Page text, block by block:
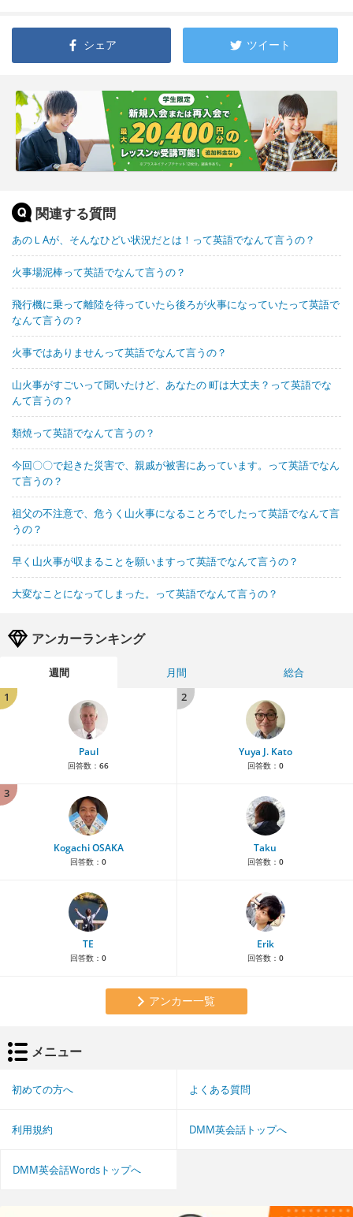
シェア ツイート
関連する質問
あのＬAが、そんなひどい状況だとは！って英語でなんて言うの？
火事場泥棒って英語でなんて言うの？
飛行機に乗って離陸を待っていたら後ろが火事になっていたって英語で
なんて言うの？
火事ではありませんって英語でなんて言うの？
山火事がすごいって聞いたけど、あなたの 町は大丈夫？って英語でな
んて言うの？
類焼って英語でなんて言うの？
今回〇〇で起きた災害で、親戚が被害にあっています。って英語でなん
て言うの？
祖父の不注意で、危うく山火事になることろでしたって英語でなんて言
うの？
早く山火事が収まることを願いますって英語でなんて言うの？
大変なことになってしまった。って英語でなんて言うの？
アンカーランキング
週間 月間
総合
1
Paul
回答数： 66
2
Yuya J. Kato
回答数： 0
3
Kogachi OSAKA
回答数： 0
Taku
回答数： 0
TE
回答数： 0
Erik
回答数： 0
アンカー一覧
メニュー
初めての方へ よくある質問
利用規約 DMM英会話トップへ
DMM英会話Wordsトップへ